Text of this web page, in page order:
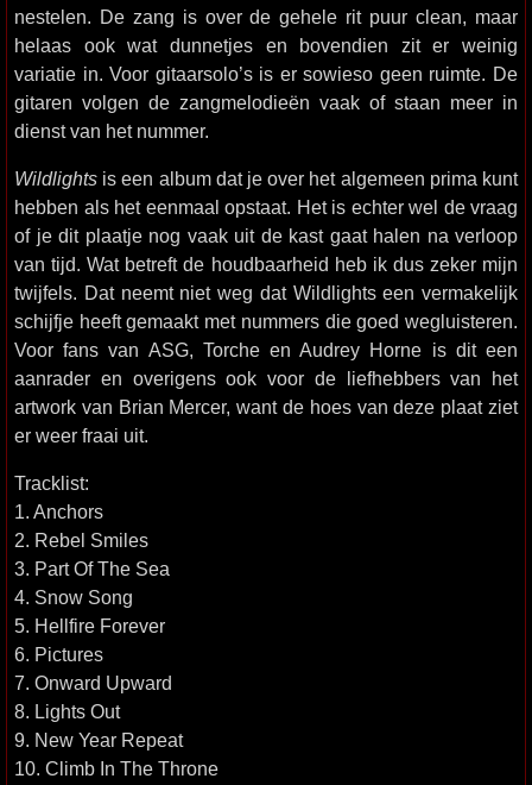
nestelen. De zang is over de gehele rit puur clean, maar
helaas ook wat dunnetjes en bovendien zit er weinig
variatie in. Voor gitaarsolo’s is er sowieso geen ruimte. De
gitaren volgen de zangmelodieën vaak of staan meer in
dienst van het nummer.
Wildlights is een album dat je over het algemeen prima kunt
hebben als het eenmaal opstaat. Het is echter wel de vraag
of je dit plaatje nog vaak uit de kast gaat halen na verloop
van tijd. Wat betreft de houdbaarheid heb ik dus zeker mijn
twijfels. Dat neemt niet weg dat Wildlights een vermakelijk
schijfje heeft gemaakt met nummers die goed wegluisteren.
Voor fans van ASG, Torche en Audrey Horne is dit een
aanrader en overigens ook voor de liefhebbers van het
artwork van Brian Mercer, want de hoes van deze plaat ziet
er weer fraai uit.
Tracklist:
1. Anchors
2. Rebel Smiles
3. Part Of The Sea
4. Snow Song
5. Hellfire Forever
6. Pictures
7. Onward Upward
8. Lights Out
9. New Year Repeat
10. Climb In The Throne